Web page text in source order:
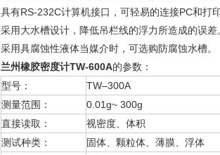
具有RS-232C计算机接口，可轻易的连接PC和打印
采用大水槽设计，降低吊栏线的浮力所造成的误差
采用具腐蚀性液体当媒介时，可选购防腐蚀水槽。
兰州橡胶密度计TW-600A的参数：
型号：
TW–300A
测量范围：
0.01g~ 300g
直接读取：
视密度、体积
测试种类：
固体、颗粒体、薄膜、浮体